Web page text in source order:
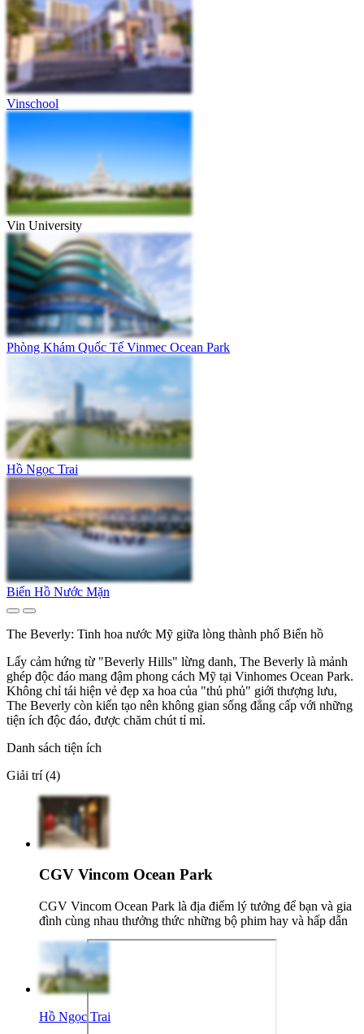
Vinschool
Vin University
Phòng Khám Quốc Tế Vinmec Ocean Park
Hồ Ngọc Trai
Biển Hồ Nước Mặn
The Beverly: Tinh hoa nước Mỹ giữa lòng thành phố Biển hồ
Lấy cảm hứng từ "Beverly Hills" lừng danh, The Beverly là mảnh
ghép độc đáo mang đậm phong cách Mỹ tại Vinhomes Ocean Park.
Không chỉ tái hiện vẻ đẹp xa hoa của "thủ phủ" giới thượng lưu,
The Beverly còn kiến tạo nên không gian sống đẳng cấp với những
tiện ích độc đáo, được chăm chút tỉ mỉ.
Danh sách tiện ích
Giải trí (4)
CGV Vincom Ocean Park
CGV Vincom Ocean Park là địa điểm lý tưởng để bạn và gia
đình cùng nhau thưởng thức những bộ phim hay và hấp dẫn
Hồ Ngọc Trai